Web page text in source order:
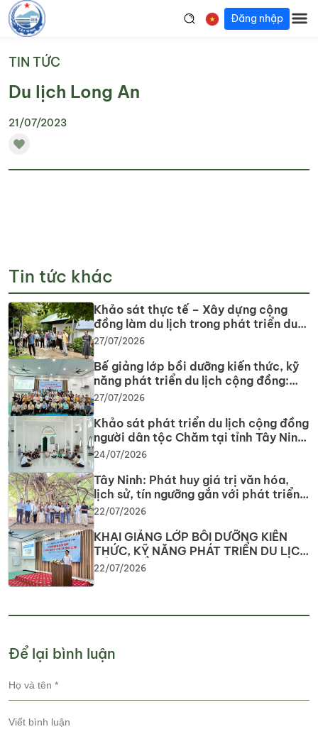
Đăng nhập
TIN TỨC
Du lịch Long An
21/07/2023
Tin tức khác
Khảo sát thực tế – Xây dựng cộng
đồng làm du lịch trong phát triển du
lịch cộng đồng tại tỉnh Tây Ninh
27/07/2026
Bế giảng lớp bồi dưỡng kiến thức, kỹ
năng phát triển du lịch cộng đồng:
Gắn lý thuyết với thực tiễn, lan tỏa tư
27/07/2026
Khảo sát phát triển du lịch cộng đồng
người dân tộc Chăm tại tỉnh Tây Ninh
năm 2026
24/07/2026
Tây Ninh: Phát huy giá trị văn hóa,
lịch sử, tín ngưỡng gắn với phát triển
du lịch
22/07/2026
KHAI GIẢNG LỚP BỒI DƯỠNG KIẾN
THỨC, KỸ NĂNG PHÁT TRIỂN DU LỊCH
CỘNG ĐỒNG Nâng cao năng lực
22/07/2026
Để lại bình luận